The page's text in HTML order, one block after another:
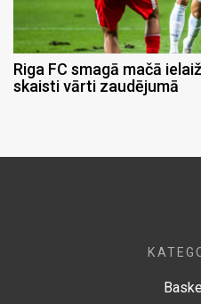
Riga FC smagā mačā
skaisti vārti zaudējumā